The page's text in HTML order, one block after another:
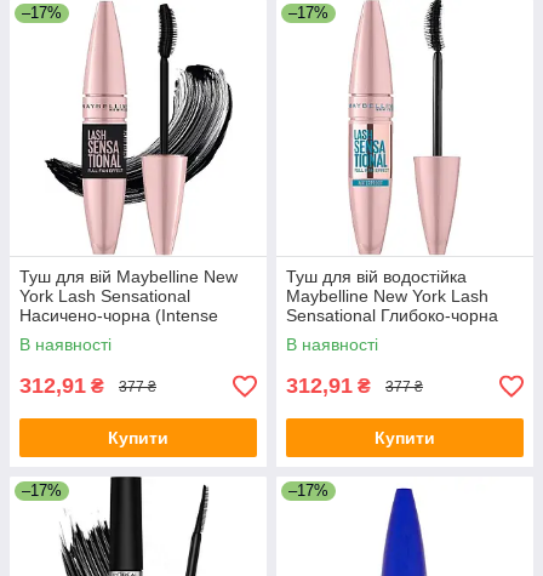
–17%
Туш для вій Maybelline New
York Lash Sensational
Насичено-чорна (Intense
Black) 9.5 мл
В наявності
312,91 ₴ 377 ₴
Купити
–17%
Туш для вій водостійка
Maybelline New York Lash
Sensational Глибоко-чорна
(Very Black) 9.4 мл
В наявності
312,91 ₴ 377 ₴
Купити
–17% –17%